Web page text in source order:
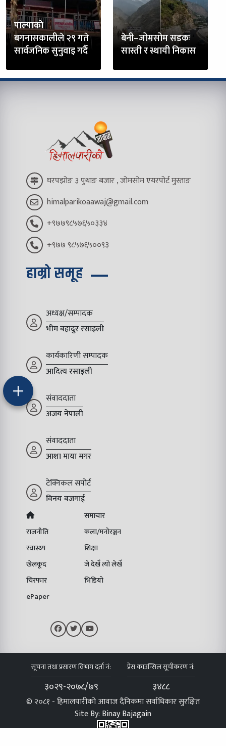
पाल्पाकाे
बगनासकालीले २९ गते
सार्वजनिक सुनुवाइ गर्दै
बेनी–जोमसोम सडकः
सास्ती र स्थायी निकास
घरपझोङ ३ पुथाङ बजार , जोमसोम एयरपोर्ट मुस्ताङ
himalparikoaawaj@gmail.com
+९७७९८५७६५०३३४
+९७७ ९८५७६५००९३
हाम्रो समूह
अध्यक्ष/सम्पादक
भीम बहादुर रसाइली
कार्यकारिणी सम्पादक
आदित्य रसाइली
संवाददाता
अजय नेपाली
संवाददाता
आशा माया मगर
टेक्निकल सपोर्ट
विनय बजगाई
समाचार
राजनीति
कला/मनोरञ्जन
स्वास्थ्य
शिक्षा
खेलकूद
जे देखेँ त्यो लेखेँ
चिरफार
भिडियो
ePaper
सूचना तथा प्रसारण विभाग दर्ता नं:
३०२९-२०७८/७९
प्रेस काउन्सिल सूचीकरण नं:
३४८८
© २०८१ - हिमालपारीको आवाज दैनिकमा सर्वाधिकार सुरक्षित
Site By: Binay Bajagain